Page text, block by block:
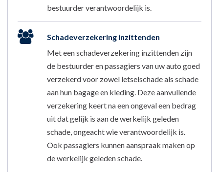
bestuurder verantwoordelijk is.
Schadeverzekering inzittenden
Met een schadeverzekering inzittenden zijn
de bestuurder en passagiers van uw auto goed
verzekerd voor zowel letselschade als schade
aan hun bagage en kleding. Deze aanvullende
verzekering keert na een ongeval een bedrag
uit dat gelijk is aan de werkelijk geleden
schade, ongeacht wie verantwoordelijk is.
Ook passagiers kunnen aanspraak maken op
de werkelijk geleden schade.